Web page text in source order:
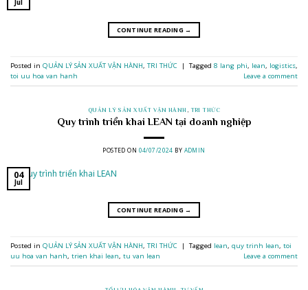
Jul
CONTINUE READING →
Posted in QUẢN LÝ SẢN XUẤT VẬN HÀNH, TRI THỨC | Tagged 8 lang phi, lean, logistics,
toi uu hoa van hanh
Leave a comment
QUẢN LÝ SẢN XUẤT VẬN HÀNH , TRI THỨC
Quy trình triển khai LEAN tại doanh nghiệp
POSTED ON 04/07/2024 BY ADMIN
04
Jul
CONTINUE READING →
Posted in QUẢN LÝ SẢN XUẤT VẬN HÀNH, TRI THỨC | Tagged lean, quy trinh lean, toi
uu hoa van hanh, trien khai lean, tu van lean Leave a comment